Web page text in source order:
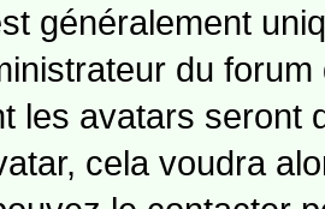
généralement
du
les avatars seront
cela voudra